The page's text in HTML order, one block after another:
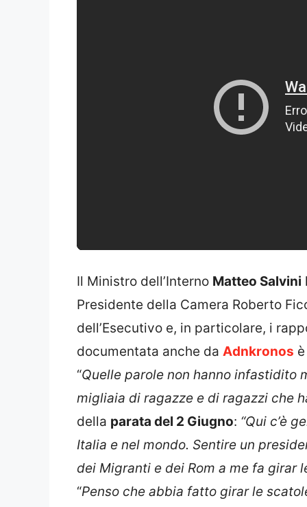
Il Ministro dell’Interno Matteo Salvini
Presidente della Camera Roberto
dell’Esecutivo e, in particolare, i
documentata anche da Adnkronos
“Quelle parole non hanno infastidito
migliaia di ragazze e di ragazzi che
della parata del 2 Giugno: “Qui c’è
Italia e nel mondo. Sentire un
dei Migranti e dei Rom a me fa girar
“Penso che abbia fatto girar le